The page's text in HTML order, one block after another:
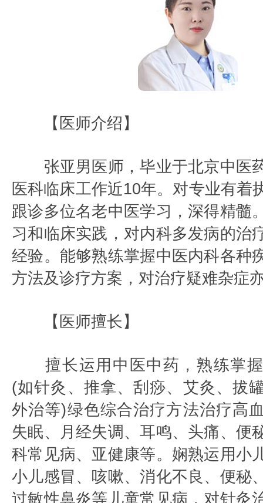
【医师介绍】
张亚男医师，毕业于北京中医
医科临床工作近10年。对专业有着
跟诊多位名老中医学习，深得精髓
习和临床实践，对内科多发病的治
经验。能够熟练掌握中医内科各种
方法及诊疗方案，对治疗疑难杂症
【医师擅长】
擅长运用中医中药，熟练掌握
(如针灸、推拿、刮痧、艾灸、拔
外治等)绿色综合治疗方法治疗高
失眠、月经失调、耳鸣、头痛、便
科常见病、亚健康等。娴熟运用小
小儿感冒、咳嗽、消化不良、便秘
过敏性鼻炎等儿童常见病，对针灸